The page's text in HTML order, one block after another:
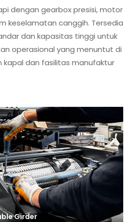
dengan gearbox presisi, motor
keselamatan canggih. Tersedia
dan kapasitas tinggi untuk
operasional yang menuntut di
kapal dan fasilitas manufaktur
Girder